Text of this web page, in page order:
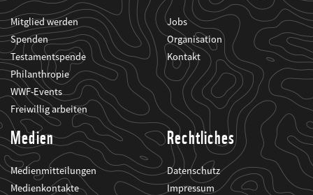
Mitglied werden
Spenden
Testamentspende
Philanthropie
WWF-Events
Freiwillig arbeiten
Jobs
Organisation
Kontakt
Medien
Medienmitteilungen
Medienkontakte
Rechtliches
Datenschutz
Impressum